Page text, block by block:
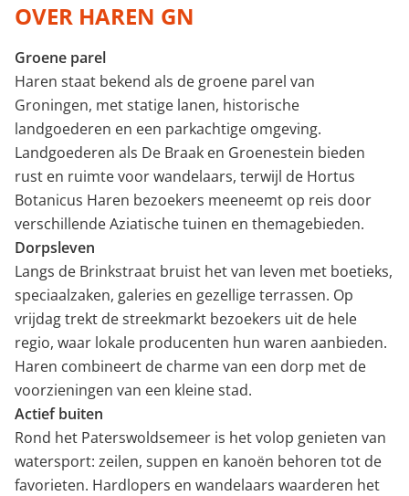
Minimaal aantal kamers
OVER HAREN GN
Groene parel
Haren staat bekend als de groene parel van
Groningen, met statige lanen, historische
landgoederen en een parkachtige omgeving.
Landgoederen als De Braak en Groenestein bieden
rust en ruimte voor wandelaars, terwijl de Hortus
Botanicus Haren bezoekers meeneemt op reis door
verschillende Aziatische tuinen en themagebieden.
Dorpsleven
Langs de Brinkstraat bruist het van leven met boetieks,
speciaalzaken, galeries en gezellige terrassen. Op
vrijdag trekt de streekmarkt bezoekers uit de hele
regio, waar lokale producenten hun waren aanbieden.
Haren combineert de charme van een dorp met de
voorzieningen van een kleine stad.
Actief buiten
Rond het Paterswoldsemeer is het volop genieten van
watersport: zeilen, suppen en kanoën behoren tot de
favorieten. Hardlopers en wandelaars waarderen het